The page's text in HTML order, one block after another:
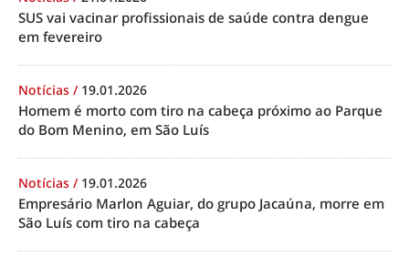
SUS vai vacinar profissionais de saúde contra dengue
em fevereiro
Notícias / 19.01.2026
Homem é morto com tiro na cabeça próximo ao Parque
do Bom Menino, em São Luís
Notícias / 19.01.2026
Empresário Marlon Aguiar, do grupo Jacaúna, morre em
São Luís com tiro na cabeça